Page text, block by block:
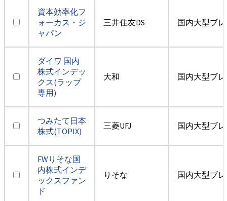
資本効率化フ
ォーカス・ジ
ャパン
三井住友DS 国内大型ブ
ダイワ 国内
株式インデッ
クス(ラップ
専用)
大和 国内大型ブ
つみたて日本
株式(TOPIX)
三菱UFJ 国内大型ブ
FWりそな国
内株式インデ
ックスファン
ド
りそな 国内大型ブ